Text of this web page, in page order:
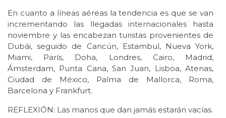
En cuanto a líneas aéreas la tendencia es que se van
incrementando las llegadas internacionales hasta
noviembre y las encabezan turistas provenientes de
Dubái, seguido de Cancún, Estambul, Nueva York,
Miami, París, Doha, Londres, Cairo, Madrid,
Ámsterdam, Punta Cana, San Juan, Lisboa, Atenas,
Ciudad de México, Palma de Mallorca, Roma,
Barcelona y Frankfurt.
REFLEXIÓN: Las manos que dan jamás estarán vacías.